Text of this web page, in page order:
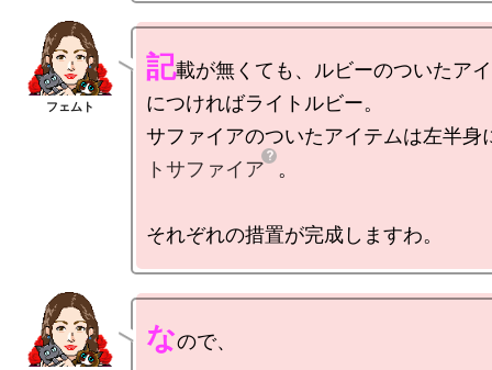
記載が無くても、ルビーのついたア
につければライトルビー。
サファイアのついたアイテムは左半身
トサファイア
。
な